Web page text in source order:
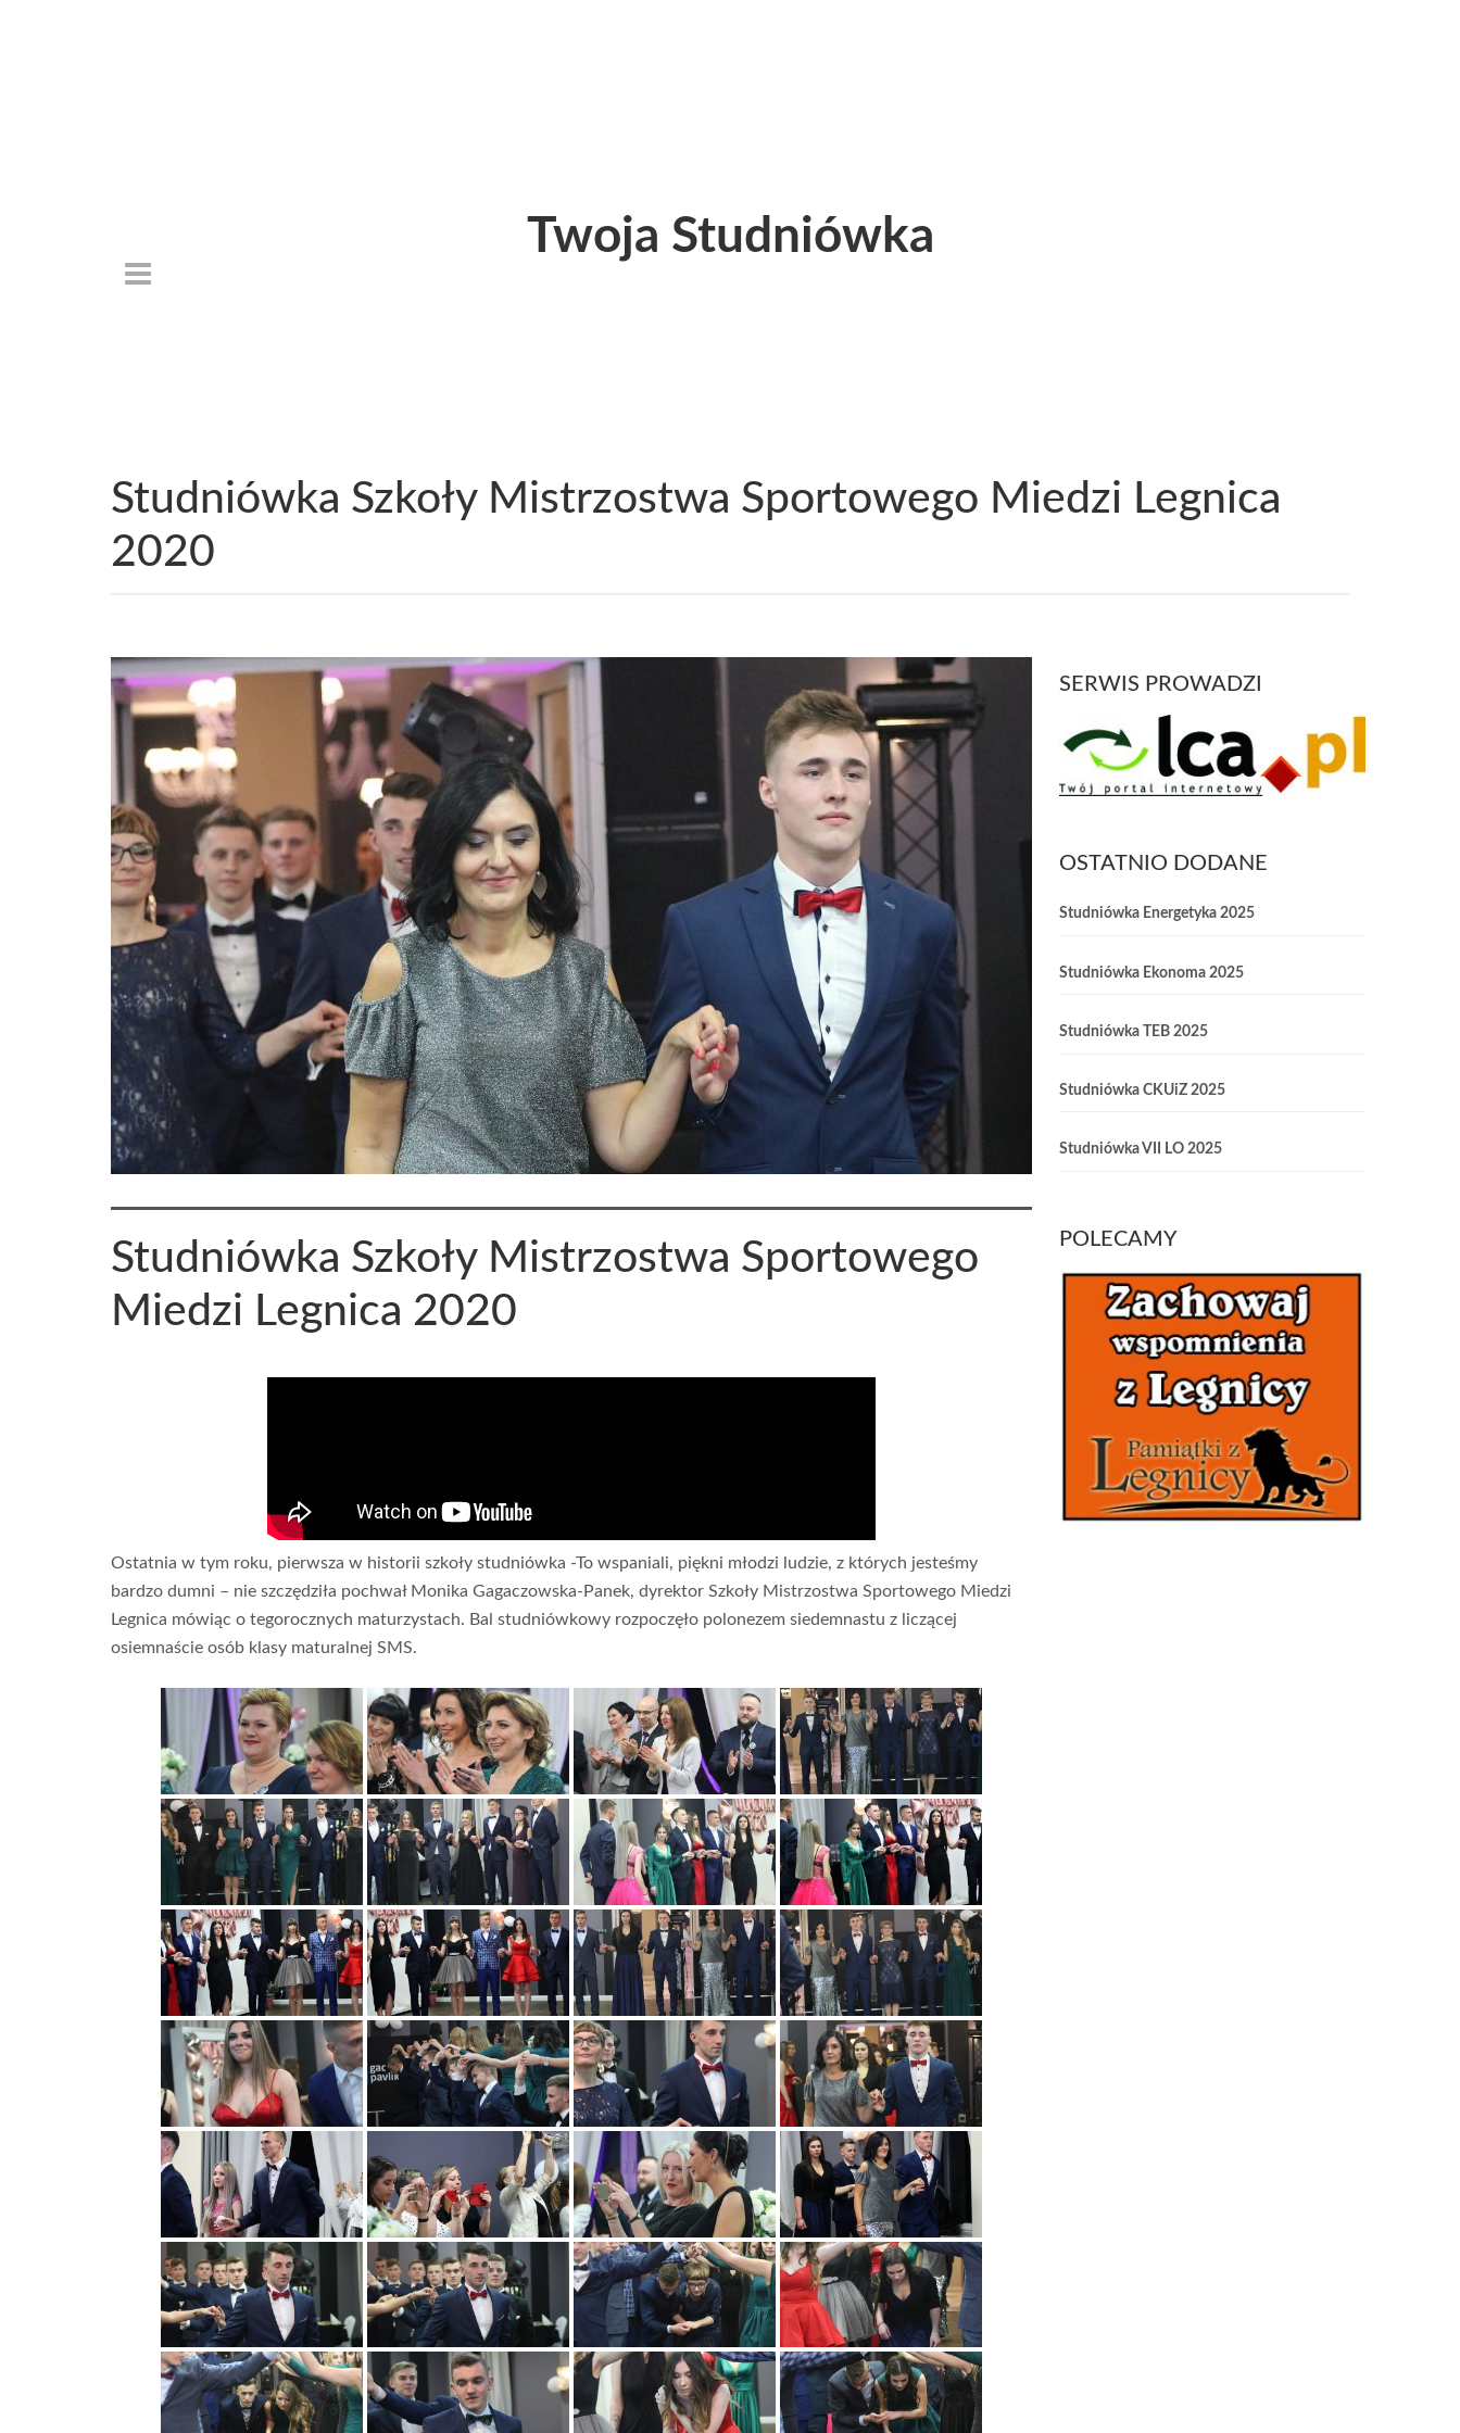
Twoja Studniówka
Studniówka Szkoły Mistrzostwa Sportowego Miedzi Legnica
2020
Studniówka Szkoły Mistrzostwa Sportowego
Miedzi Legnica 2020
Ostatnia w tym roku, pierwsza w historii szkoły studniówka -To wspaniali, piękni młodzi ludzie, z których jesteśmy
bardzo dumni – nie szczędziła pochwał Monika Gagaczowska-Panek, dyrektor Szkoły Mistrzostwa Sportowego Miedzi
Legnica mówiąc o tegorocznych maturzystach. Bal studniówkowy rozpoczęło polonezem siedemnastu z liczącej
osiemnaście osób klasy maturalnej SMS.
SERWIS PROWADZI
OSTATNIO DODANE
Studniówka Energetyka 2025
Studniówka Ekonoma 2025
Studniówka TEB 2025
Studniówka CKUiZ 2025
Studniówka VII LO 2025
POLECAMY